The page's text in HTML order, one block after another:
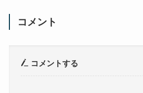
コメント
コメントする